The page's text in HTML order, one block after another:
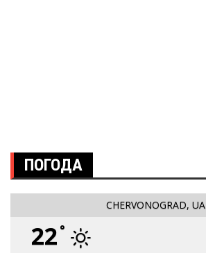
ПОГОДА
CHERVONOGRAD, UA
22 °